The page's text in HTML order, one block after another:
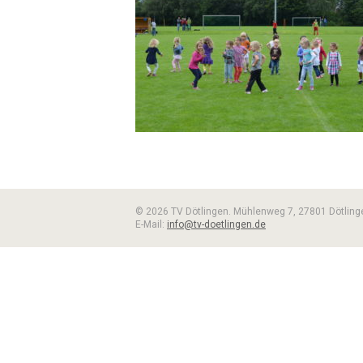
© 2026 TV Dötlingen. Mühlenweg 7, 27801
E-Mail: info@tv-doetlingen.de